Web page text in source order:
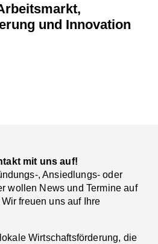
und Innovation
mit uns auf!
, Ansiedlungs- oder
wollen News und Termine auf
freuen uns auf Ihre
Wirtschaftsförderung, die